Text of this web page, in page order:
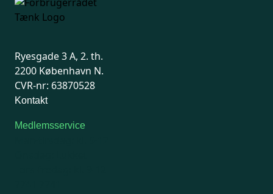
Ryesgade 3 A, 2. th.
2200 København N.
CVR-nr: 63870528
Kontakt
Medlemsservice